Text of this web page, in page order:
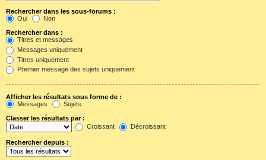
Rechercher dans les sous-forums :
Oui
Non
Rechercher dans :
Titres et messages
Messages uniquement
Titres uniquement
Premier message des sujets uniquement
Afficher les résultats sous forme de :
Messages
Sujets
Classer les résultats par :
Croissant
Décroissant
Rechercher depuis :